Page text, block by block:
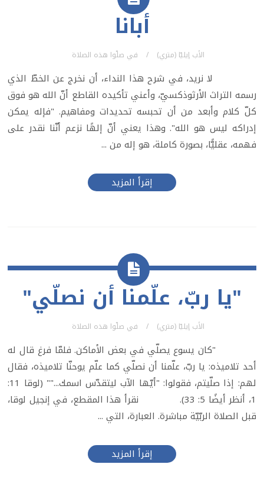
أبانا
الأب إيليّا (متري) في صلّوا هذه الصلاة
لا نريد، في شرح هذا النداء، أن نخرج عن الخطّ الذي
رسمه التراث الأرثوذكسيّ، وأعني تأكيده القاطع أنّ الله هو فوق
كلّ كلام وأبعد من أن تحبسه تحديدات ومفاهيم. "فإله يمكن
إدراكه ليس هو الله". وهذا يعني أنّ إلهًا نزعم أنّنا نقدر على
فهمه، عقليًّا، بصورة كاملة، هو إله من ...
إقرأ المزيد
"يا ربّ، علّمنا أن نصلّي"
الأب إيليّا (متري) في صلّوا هذه الصلاة
"كان يسوع يصلّي في بعض الأماكن. فلمّا فرغ قال له
أحد تلاميذه: يا ربّ، علّمنا أن نصلّي كما علّم يوحنّا تلاميذه، فقال
لهم: إذا صلّيتم، فقولوا: "أيّها الآب ليتقدّس اسمك..."" (لوقا 11:
1، أنظر أيضًا 5: 33). نقرأ هذا المقطع، في إنجيل لوقا،
قبل الصلاة الربّيّة مباشرة. العبارة، التي ...
إقرأ المزيد